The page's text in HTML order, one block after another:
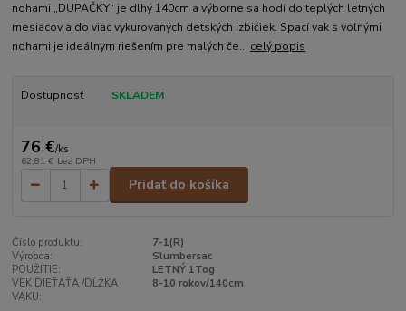
nohami „DUPAČKY“ je dlhý 140cm a výborne sa hodí do teplých letných
mesiacov a do viac vykurovaných detských izbičiek. Spací vak s voľnými
nohami je ideálnym riešením pre malých če... celý popis
Dostupnosť SKLADEM
76 €/ks
62,81 € bez DPH
Pridať do košíka
Číslo produktu:
7-1(R)
Výrobca:
Slumbersac
POUŽITIE:
LETNÝ 1Tog
VEK DIEŤAŤA /DĹŽKA
VAKU:
8-10 rokov/140cm